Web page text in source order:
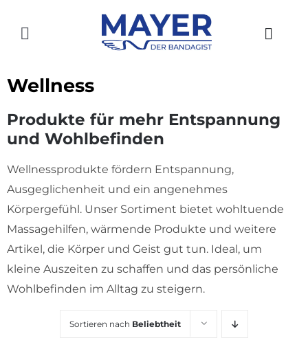
Inhalt
Toggle
SHOP
ÜBER UNS
GESCHICHTE
KONTAKT
Wellness
Produkte für mehr Entspannung
und Wohlbefinden
Wellnessprodukte fördern Entspannung,
Ausgeglichenheit und ein angenehmes
Körpergefühl. Unser Sortiment bietet wohltuende
Massagehilfen, wärmende Produkte und weitere
Artikel, die Körper und Geist gut tun. Ideal, um
kleine Auszeiten zu schaffen und das persönliche
Wohlbefinden im Alltag zu steigern.
Sortieren nach Beliebtheit